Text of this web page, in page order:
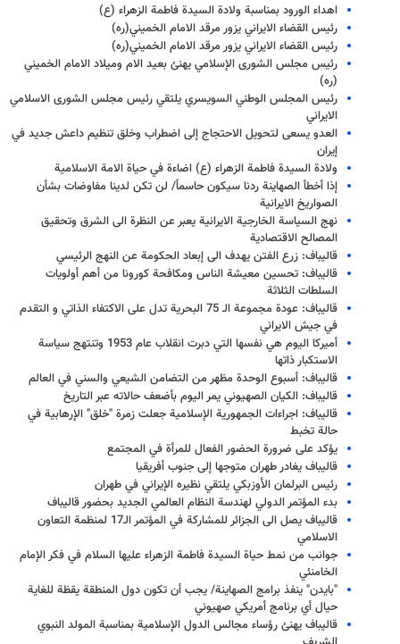
اهداء الورود بمناسبة ولادة السيدة فاطمة الزهراء (ع)
رئيس القضاء الايراني يزور مرقد الامام الخميني(ره)
رئيس القضاء الايراني يزور مرقد الامام الخميني(ره)
رئيس مجلس الشورى الإسلامي يهنئ بعيد الام وميلاد الامام الخميني
(ره)
رئيس المجلس الوطني السويسري يلتقي رئيس مجلس الشورى الاسلامي
الايراني
العدو يسعى لتحويل الاحتجاج إلى اضطراب وخلق تنظيم داعش جديد في
إيران
ولادة السيدة فاطمة الزهراء (ع) اضاءة في حياة الامة الاسلامية
إذا أخطأ الصهاينة ردنا سيكون حاسماً/ لن تكن لدينا مفاوضات بشأن
الصواريخ الايرانية
نهج السياسة الخارجية الايرانية یعبر عن النظرة الى الشرق وتحقيق
المصالح الاقتصادية
قاليباف: زرع الفتن يهدف الى إبعاد الحكومة عن النهج الرئيسي
قاليباف: تحسين معيشة الناس ومكافحة كورونا من أهم أولويات
السلطات الثلاثة
قاليباف: عودة مجموعة الـ 75 البحرية تدل على الاكتفاء الذاتي و التقدم
في جيش الايراني
أميرکا اليوم هي نفسها التي دبرت انقلاب عام 1953 وتنتهج سياسة
الاستكبار ذاتها
قاليباف: أسبوع الوحدة مظهر من التضامن الشيعي والسني في العالم
قاليباف: الكيان الصهيوني يمر اليوم بأضعف حالاته عبر التاريخ
قاليباف: اجراءات الجمهورية الإسلامية جعلت زمرة "خلق" الإرهابية في
حالة تخبط
يؤكد على ضرورة الحضور الفعال للمرأة في المجتمع
قاليباف يغادر طهران متوجها إلى جنوب أفريقيا
رئيس البرلمان الأوزبكي يلتقي نظيره الإيراني في طهران
بدء المؤتمر الدولي لهندسة النظام العالمي الجديد بحضور قاليباف
قاليباف يصل الى الجزائر للمشاركة في المؤتمر الـ17 لمنظمة التعاون
الاسلامي
جوانب من نمط حياة السيدة فاطمة الزهراء عليها السلام في فكر الإمام
الخامنئي
"بايدن" ينفذ برامج الصهاينة/ يجب أن تكون دول المنطقة يقظة للغاية
حيال أي برنامج أمريكي صهيوني
قاليباف يهنئ رؤساء مجالس الدول الإسلامية بمناسبة المولد النبوي